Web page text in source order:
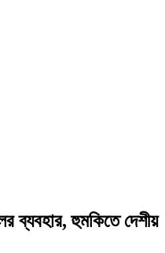
ব্যবহার, হুমকিতে দেশীয়